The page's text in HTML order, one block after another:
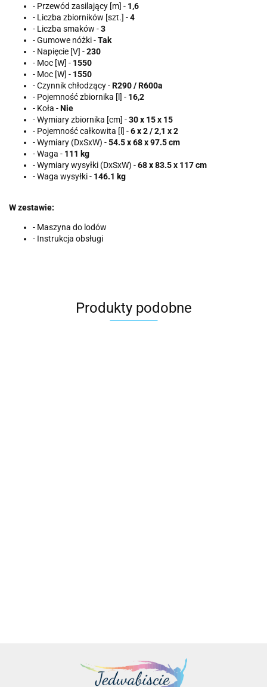
- Przewód zasilający [m] - 1,6
- Liczba zbiorników [szt.] -4
- Liczba smaków -3
- Gumowe nóżki -Tak
- Napięcie [V] -230
- Moc [W] - 1550
- Moc [W] - 1550
- Czynnik chłodzący -R290 / R600a
- Pojemność zbiornika [l] - 16,2
- Koła -Nie
- Wymiary zbiornika [cm] -30 x 15 x 15
- Pojemność całkowita [l] -6 x 2 / 2,1 x 2
- Wymiary (DxSxW) -54.5 x 68 x 97.5 cm
- Waga - 111 kg
- Wymiary wysyłki (DxSxW) -68 x 83.5 x 117 cm
- Waga wysyłki - 146.1 kg
W zestawie:
- Maszyna do lodów
- Instrukcja obsługi
Produkty podobne